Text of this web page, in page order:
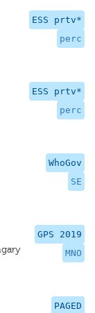
ESS prtv*
perc
ESS prtv*
perc
WhoGov
SE
GPS 2019
MNO
PAGED